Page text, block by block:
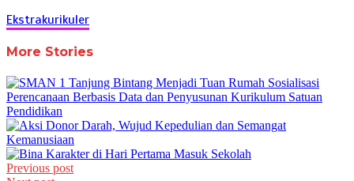
Ekstrakurikuler
More Stories
Post
Previous post